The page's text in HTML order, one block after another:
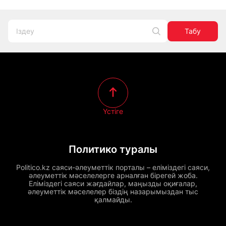
Табу
Политико туралы
Politico.kz саяси-әлеуметтік порталы – еліміздегі саяси,
әлеуметтік мәселелерге арналған бірегей жоба.
Еліміздегі саяси жағдайлар, маңызды оқиғалар,
әлеуметтік мәселелер біздің назарымыздан тыс
қалмайды.
Үстіге